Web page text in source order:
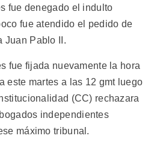
fue denegado el indulto
fue atendido el pedido de
Juan Pablo II.
fue fijada nuevamente la hora
este martes a las 12 gmt luego
(CC) rechazara
independientes
máximo tribunal.